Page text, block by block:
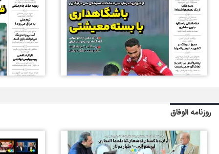
روزنامه الوفاق